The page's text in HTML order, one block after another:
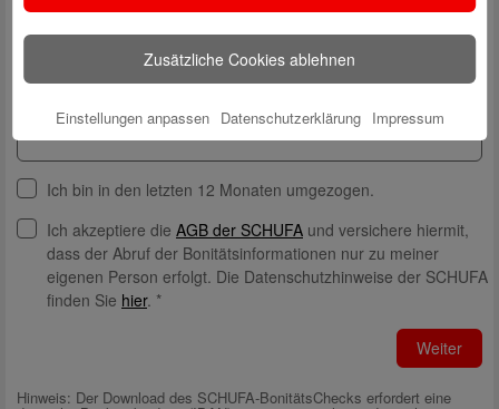
PLZ*
Ich bin in den letzten 12 Monaten umgezogen.
Ich akzeptiere die AGB der SCHUFA und versichere hiermit,
dass der Abruf der Bonitätsinformationen nur zu meiner
eigenen Person erfolgt. Die Datenschutzhinweise der SCHUFA
finden Sie hier. *
Weiter
Hinweis: Der Download des SCHUFA-BonitätsChecks erfordert eine
Zusätzliche Cookies ablehnen
Einstellungen anpassen Datenschutzerklärung Impressum